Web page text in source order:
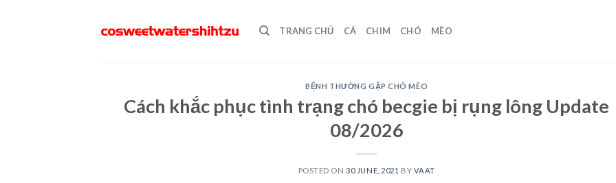
TRANG CHỦ CÁ CHIM CHÓ MÈO
BỆNH THƯỜNG GẶP CHÓ MÈO
Cách khắc phục tình trạng chó becgie bị rụng lông Update
08/2026
POSTED ON30 JUNE, 2021 BY VAAT